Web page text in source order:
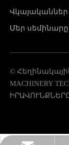
Վկայականներ
Մեր սեմինարը
©
MACHINERY